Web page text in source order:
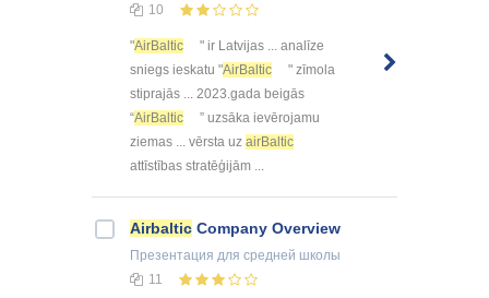
10
"AirBaltic
" ir Latvijas ... analīze
sniegs ieskatu "AirBaltic
" zīmola
stiprajās ... 2023.gada beigās
“AirBaltic
” uzsāka ievērojamu
ziemas ... vērsta uz airBaltic
attīstības stratēģijām ...
Airbaltic Company Overview
Презентация для средней школы
11